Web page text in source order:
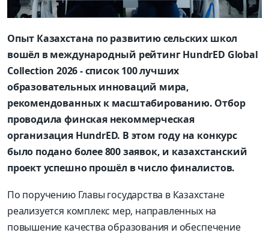
Опыт Казахстана по развитию сельских школ
вошёл в международный рейтинг HundrED Global
Collection 2026 - список 100 лучших
образовательных инноваций мира,
рекомендованных к масштабированию. Отбор
проводила финская некоммерческая
организация HundrED. В этом году на конкурс
было подано более 800 заявок, и казахстанский
проект успешно прошёл в число финалистов.
По поручению Главы государства в Казахстане
реализуется комплекс мер, направленных на
повышение качества образования и обеспечение